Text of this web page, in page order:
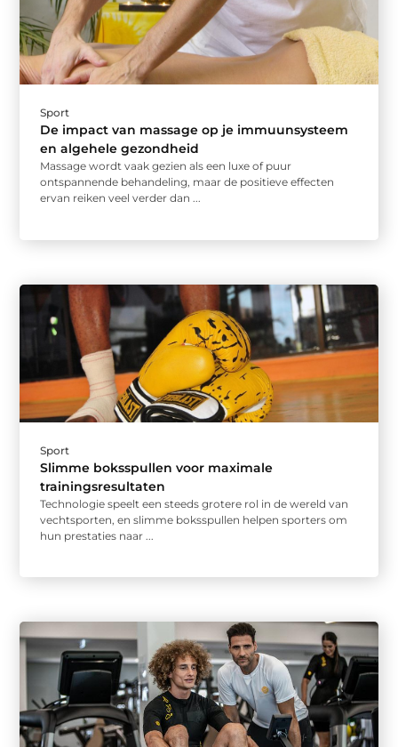
Sport
De impact van massage op je immuunsysteem
en algehele gezondheid
Massage wordt vaak gezien als een luxe of puur
ontspannende behandeling, maar de positieve effecten
ervan reiken veel verder dan ...
Sport
Slimme boksspullen voor maximale
trainingsresultaten
Technologie speelt een steeds grotere rol in de wereld van
vechtsporten, en slimme boksspullen helpen sporters om
hun prestaties naar ...